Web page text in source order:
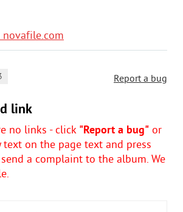
Report a bug
link
no links - click "Report a bug" or
text on the page text and press
a complaint to the album. We